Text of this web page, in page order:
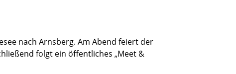
nach Arnsberg. Am Abend feiert der
folgt ein öffentliches „Meet &